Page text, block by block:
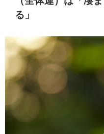
る」